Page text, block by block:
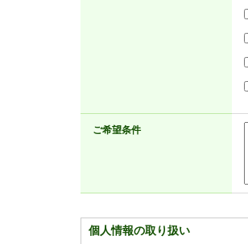
ご希望条件
個人情報の取り扱い